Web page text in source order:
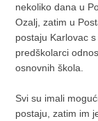
nekoliko dana u
Ozalj, zatim u
postaju Karlovac
predškolarci
osnovnih škola.
Svi su imali
postaju, zatim im